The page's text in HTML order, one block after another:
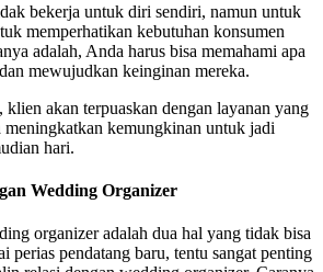
bekerja untuk diri sendiri, namun untuk
memperhatikan kebutuhan konsumen
adalah, Anda harus bisa memahami apa
mewujudkan keinginan mereka.
akan terpuaskan dengan layanan yang
meningkatkan kemungkinan untuk jadi
hari.
Wedding Organizer
organizer adalah dua hal yang tidak bisa
perias pendatang baru, tentu sangat penting